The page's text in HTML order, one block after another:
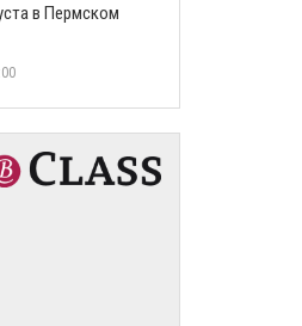
в Пермском